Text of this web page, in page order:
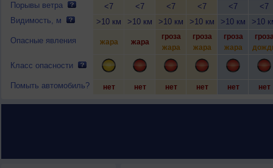
Порывы ветра
Видимость, м
Опасные явления
Класс опасности
Помыть автомобиль?
<7
>10 км
жара
нет
<7
>10 км
жара
нет
<7
>10 км
гроза
жара
нет
<7
>10 км
гроза
жара
нет
<7
>10 км
гроза
жара
нет
<7
>10
нет